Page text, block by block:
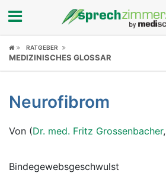
Fokus
Symptome
Untersuchungen
News
RATGEBER
MEDIZINISCHES GLOSSAR
Neurofibrom
Von (Dr. med. Fritz Grossenbacher,
Bindegewebsgeschwulst